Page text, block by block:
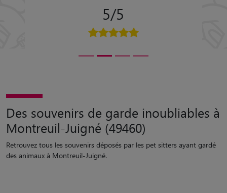
5/5
Des souvenirs de garde inoubliables à
Montreuil-Juigné (49460)
Retrouvez tous les souvenirs déposés par les pet sitters ayant gardé
des animaux à Montreuil-Juigné.